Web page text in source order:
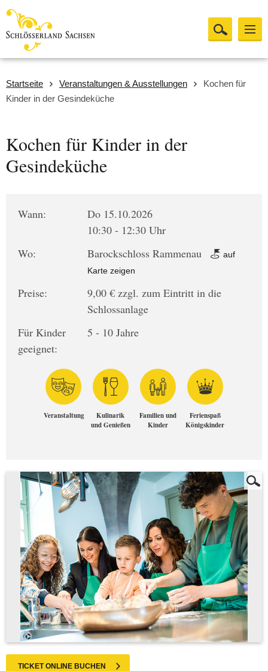
Startseite Veranstaltungen & Ausstellungen
Kochen für
Kinder in der Gesindeküche
Kochen für Kinder in der
Gesindeküche
Wann:
Do 15.10.2026
10:30 - 12:30 Uhr
Wo:
Barockschloss Rammenau
auf
Karte zeigen
Preise:
9,00 € zzgl. zum Eintritt in die
Schlossanlage
Für Kinder
geeignet:
5 - 10 Jahre
Veranstaltung
Kulinarik
und Genießen
Familien und
Kinder
Ferienspaß
Königskinder
TICKET ONLINE BUCHEN